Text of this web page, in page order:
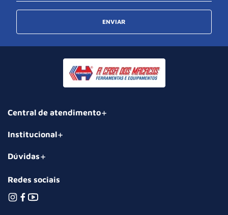
ENVIAR
Central de atendimento
Institucional
Dúvidas
Redes sociais